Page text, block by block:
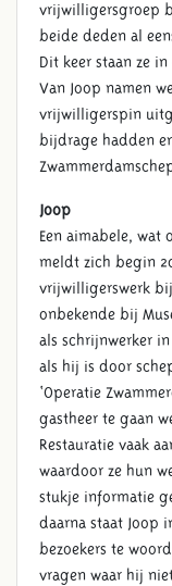
vrijwilligersgroep
beide deden al
Dit keer staan ze
Van Joop namen
vrijwilligerspin
bijdrage hadden
Joop
Een aimabele, wat
meldt zich begin
vrijwilligerswerk bij
onbekende bij
als schrijnwerker
als hij is door
‘Operatie
gastheer te gaan
Restauratie vaak
waardoor ze hun
stukje informatie
daarna staat Joop
bezoekers te
vragen waar hij